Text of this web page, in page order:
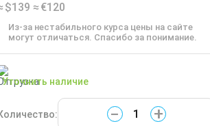
$139 ≈ €120
Из-за нестабильного курса цены на сайте
могут отличаться. Спасибо за понимание.
Уточнить наличие
− +